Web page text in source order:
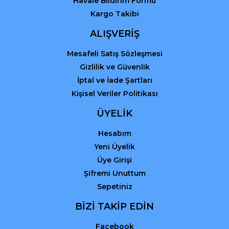
Gönder
Kargo Takibi
ALIŞVERİŞ
Mesafeli Satış Sözleşmesi
Gizlilik ve Güvenlik
İptal ve İade Şartları
Kişisel Veriler Politikası
ÜYELİK
Hesabım
Yeni Üyelik
Üye Girişi
Şifremi Unuttum
Sepetiniz
BİZİ TAKİP EDİN
Facebook